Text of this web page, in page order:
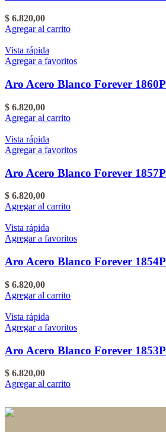
$ 6.820,00
Agregar al carrito
Vista rápida
Agregar a favoritos
Aro Acero Blanco Forever 1860P
$ 6.820,00
Agregar al carrito
Vista rápida
Agregar a favoritos
Aro Acero Blanco Forever 1857P
$ 6.820,00
Agregar al carrito
Vista rápida
Agregar a favoritos
Aro Acero Blanco Forever 1854P
$ 6.820,00
Agregar al carrito
Vista rápida
Agregar a favoritos
Aro Acero Blanco Forever 1853P
$ 6.820,00
Agregar al carrito